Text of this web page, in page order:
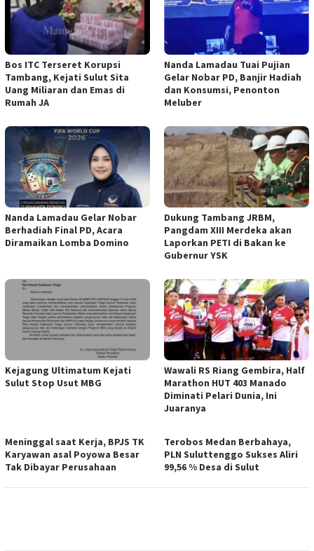
Bos ITC Terseret Korupsi
Tambang, Kejati Sulut Sita
Uang Miliaran dan Emas di
Rumah JA
Nanda Lamadau Tuai Pujian
Gelar Nobar PD, Banjir Hadiah
dan Konsumsi, Penonton
Meluber
Nanda Lamadau Gelar Nobar
Berhadiah Final PD, Acara
Diramaikan Lomba Domino
Dukung Tambang JRBM,
Pangdam XIII Merdeka akan
Laporkan PETI di Bakan ke
Gubernur YSK
Kejagung Ultimatum Kejati
Sulut Stop Usut MBG
Wawali RS Riang Gembira, Half
Marathon HUT 403 Manado
Diminati Pelari Dunia, Ini
Juaranya
Meninggal saat Kerja, BPJS TK
Karyawan asal Poyowa Besar
Tak Dibayar Perusahaan
Terobos Medan Berbahaya,
PLN Suluttenggo Sukses Aliri
99,56 % Desa di Sulut